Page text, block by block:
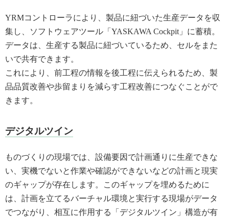
YRMコントローラにより、製品に紐づいた生産データを収
集し、ソフトウェアツール「YASKAWA Cockpit」に蓄積。
データは、生産する製品に紐づいているため、セルをまた
いで共有できます。
これにより、前工程の情報を後工程に伝えられるため、製
品品質改善や歩留まりを減らす工程改善につなぐことがで
きます。
デジタルツイン
ものづくりの現場では、設備要因で計画通りに生産できな
い、実機でないと作業や確認ができないなどの計画と現実
のギャップが存在します。このギャップを埋めるために
は、計画を立てるバーチャル環境と実行する現場がデータ
でつながり、相互に作用する「デジタルツイン」構造が有